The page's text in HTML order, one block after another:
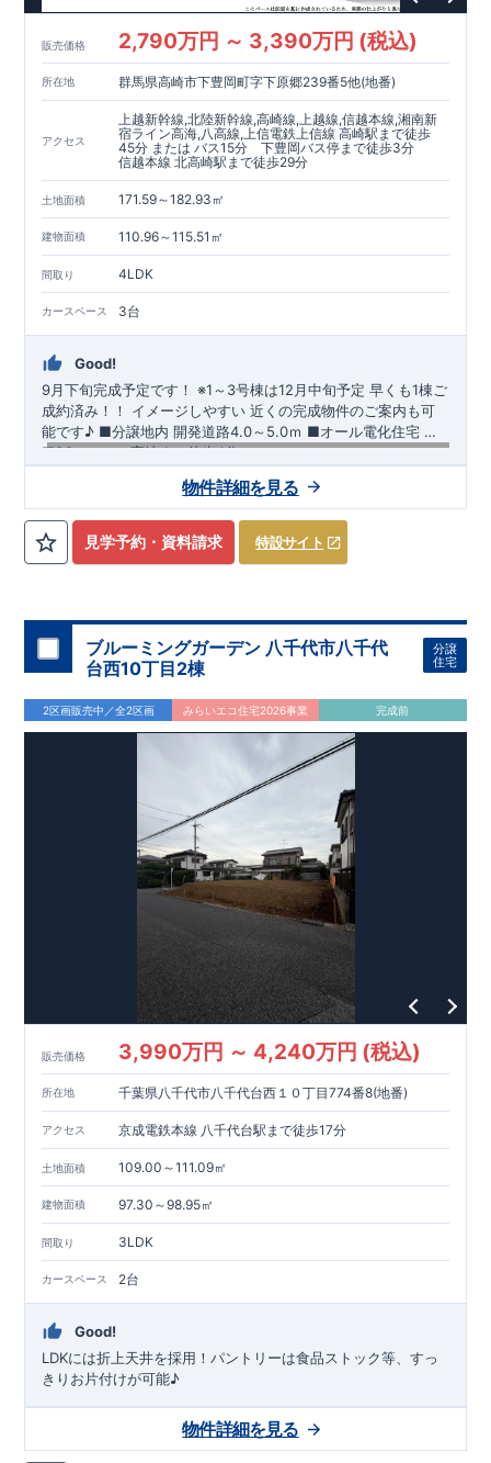
販売価格 2,790万円 ～ 3,390万円 (税込)
所在地 群馬県高崎市下豊岡町字下原郷239番5他(地番)
アクセス
上越新幹線,北陸新幹線,高崎線,上越線,信越本線,湘南新
宿ライン高海,八高線,上信電鉄上信線 高崎駅まで徒歩
45分 または バス15分 下豊岡バス停まで徒歩3分
信越本線 北高崎駅まで徒歩29分
土地面積 171.59～182.93㎡
建物面積 110.96～115.51㎡
間取り 4LDK
カースペース 3台
Good!
9月下旬完成予定です！ ※1～3号棟は12月中旬予定 早くも1棟ご
成約済み！！
​ ​イメージしやすい 近くの完成物件のご案内も可
能です♪ ​■分譲地内 開発道路4.0～5.0ｍ ​■オール電化住宅 ​
■SCフォルテ高崎まで徒歩4分
​『北高崎』駅……徒歩29分（約2320ｍ）
【学校】 ​豊岡小学校……徒歩24分（約870ｍ）
徒歩52分（約1380ｍ）
されます 長期優良住宅 ​住宅性能評価
地震に強い家づくり
（地盤編） ​地震に強い家づくり（建物編） 地震に強い家づく
り（制震編）
【ブルーミングガーデンが選ばれる理由】
詳細ページが表示されます ​暮らしを豊かにする空間アイデア
外観デザインへのこだわり メンテナンスリフォーム
高崎営業所（定休日：火曜日・水
営業時間／9：30～18：30​
GOOD DESIGN AWARD2024
は、この度2024年度
グッドデザイン賞を3プロジェクト同時受賞いたしました。
木造住宅用制震ダンパー / 東栄セーフティダンパー
良工法 / R-Evolve パイル 宅地開発手法 / 簡単に地図から
スマートフォンで見やすい特設サイトはこちら
https://www.e-blooming.com/bukken/51575037/
見学予約・資料請求 特設サイト
物件詳細を見る
ブルーミングガーデン 八千代市八千代
台西10丁目2棟
分譲
住宅
2区画販売中／全2区画 みらいエコ住宅2026事業 完成前
販売価格 3,990万円 ～ 4,240万円 (税込)
所在地 千葉県八千代市八千代台西１０丁目774番8(地番)
アクセス 京成電鉄本線 八千代台駅まで徒歩17分
土地面積 109.00～111.09㎡
建物面積 97.30～98.95㎡
間取り 3LDK
カースペース 2台
Good!
LDKには折上天井を採用！パントリーは食品ストック等、すっ
きりお片付けが可能♪
物件詳細を見る